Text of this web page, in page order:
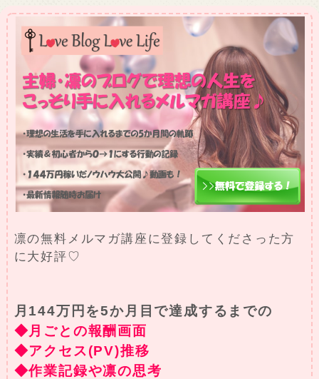
凛の無料メルマガ講座に登録してくださった方
に大好評♡
月144万円を5か月目で達成するまでの
◆月ごとの報酬画面
◆アクセス(PV)推移
◆作業記録や凛の思考